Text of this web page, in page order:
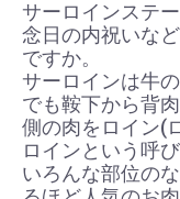
サーロインステ
念日の内祝いな
ですか。
サーロインは牛
でも鞍下から背
側の肉をロイン(
ロインという呼
いろんな部位の